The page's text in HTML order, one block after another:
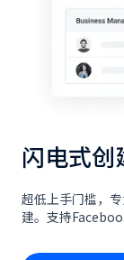
闪电式创
超低上手门槛，
建。支持